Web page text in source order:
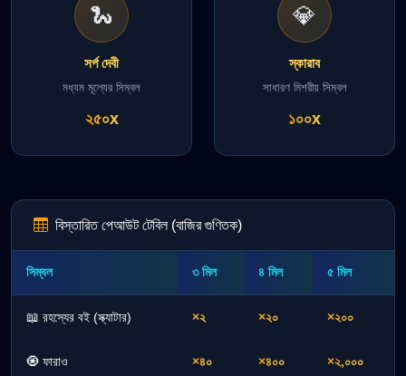
🐍
সর্প দেবী
মধ্যম মূল্যের সিম্বল
২৫০x
💎
স্কারাব
সাধারণ মিশরীয় সিম্বল
১০০x
বিস্তারিত পেআউট টেবিল (বাজির গুণিতক)
সিম্বল ৩ মিল ৪ মিল ৫ মিল
📖 রহস্যের বই (স্ক্যাটার) ×২ ×২০ ×২০০
🧿 ফারাও ×৪০ ×৪০০ ×২,০০০